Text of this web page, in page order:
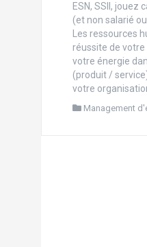
ESN, SSII, jouez
(et non salarié
Les ressources
réussite de
votre énergie
(produit /
votre
Management